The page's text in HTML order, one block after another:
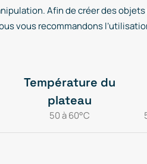
Afin de créer des
vous recommandons
Température du
plateau
50 à 60°C